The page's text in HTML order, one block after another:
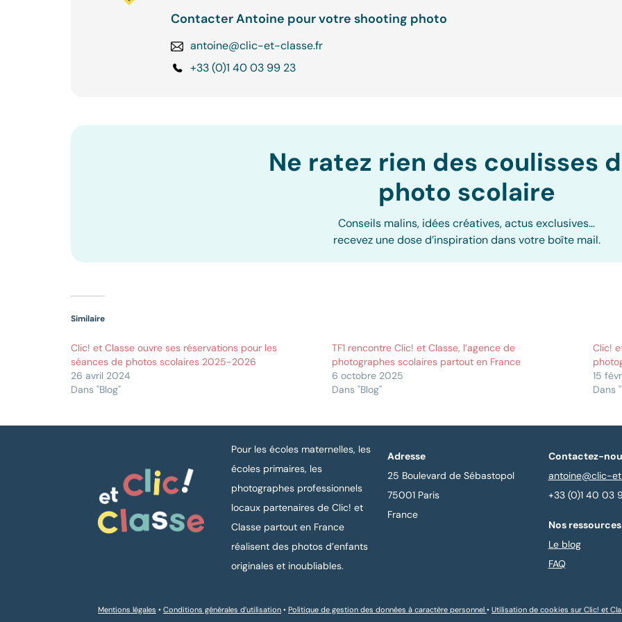
Contacter Antoine pour votre shooting photo
antoine@clic-et-classe.fr
+33 (0)1 40 03 99 23
Ne ratez rien des coulisses
photo scolaire
Conseils malins, idées créatives, actus exclusives…
recevez une dose d’inspiration dans votre boîte mail.
Similaire
Clic! et Classe ouvre ses réservations pour les
séances de photos scolaires 2025-2026
26 avril 2024
Dans "Blog"
TF1 rencontre Clic! et Classe, l’agence de
photographes scolaires partout en France
6 octobre 2025
Dans "Blog"
Clic!
15
Dans
Pour les écoles maternelles, les
écoles primaires, les
photographes professionnels
locaux partenaires de Clic! et
Classe partout en France
réalisent des photos d’enfants
originales et inoubliables.
Adresse
25 Boulevard de Sébastopol
75001 Paris
France
Contactez-
antoine@clic-
+33 (0)1 40 03
Nos
Le blog
FAQ
Mentions légales • Conditions générales d’utilisation • Politique de gestion des données à caractère personnel • Utilisation de cookies sur Clic! et